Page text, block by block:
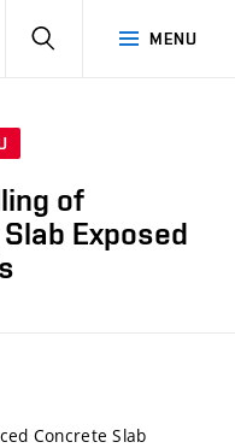
MENU
of
Exposed
Concrete Slab